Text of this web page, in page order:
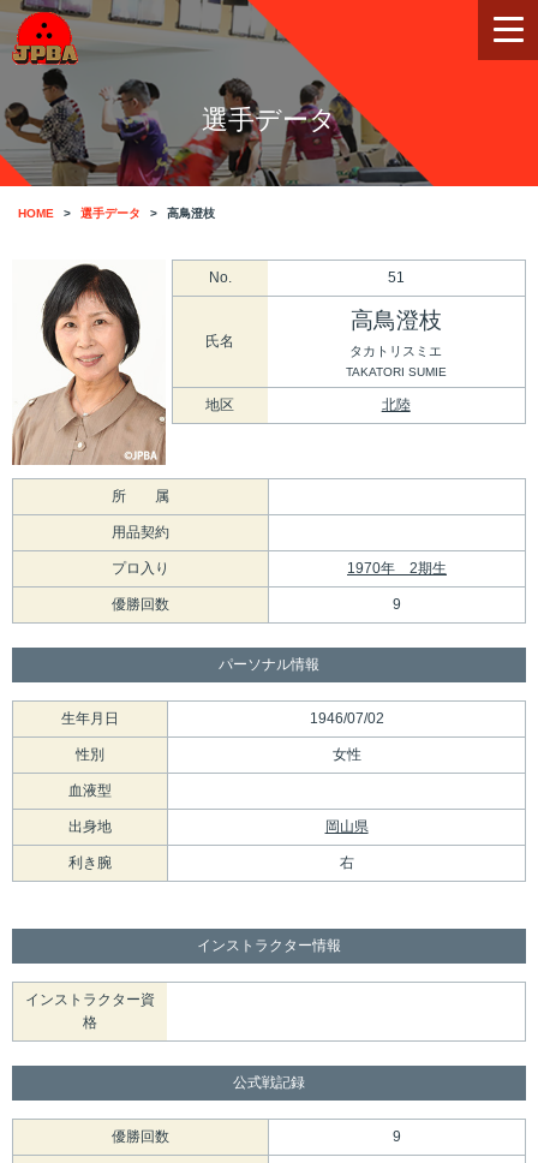
選手データ
HOME 選手データ 高鳥澄枝
No. 51
氏名
高鳥澄枝
タカトリスミエ
TAKATORI SUMIE
地区 北陸
所 属
用品契約
プロ入り 1970年 2期生
優勝回数 9
パーソナル情報
生年月日 1946/07/02
性別 女性
血液型
出身地 岡山県
利き腕 右
インストラクター情報
インストラクター資
格
公式戦記録
優勝回数 9